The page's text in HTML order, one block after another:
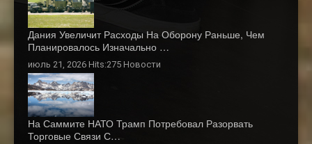
Дания Увеличит Расходы На Оборону Раньше, Чем
Планировалось Изначально …
июль 21, 2026 Hits:275 Новости
На Саммите НАТО Трамп Потребовал Разорвать
Торговые Связи С…